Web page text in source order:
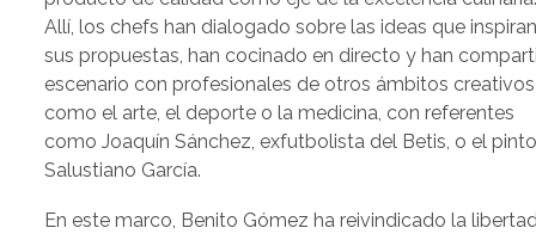
Allí, los chefs han dialogado sobre las ideas que
sus propuestas, han cocinado en directo y han
escenario con profesionales de otros ámbitos creativos
como el arte, el deporte o la medicina, con referentes
como Joaquín Sánchez, exfutbolista del Betis, o el
Salustiano García.
En este marco, Benito Gómez ha reivindicado la